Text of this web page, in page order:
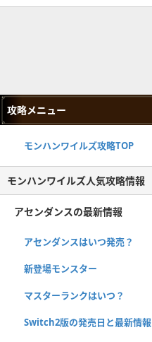
攻略メニュー
モンハンワイルズ攻略TOP
モンハンワイルズ人気攻略情報
アセンダンスの最新情報
アセンダンスはいつ発売？
新登場モンスター
マスターランクはいつ？
Switch2版の発売日と最新情報